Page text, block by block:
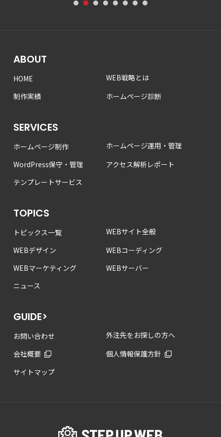
1 2 3 4 5 6 7 8
ABOUT
HOME
WEB戦略とは
制作実績
ホームページ診断
SERVICES
ホームページ制作
ホームページ運用・管理
WordPress保守・管理
アクセス解析レポート
テンプレートサービス
TOPICS
トピックス一覧
WEBサイト全般
WEBデザイン
WEBコーディング
WEBマーケティング
WEBサーバー
ニュース
GUIDE>
お問い合わせ
外注先をお探しの方へ
会社概要
個人情報保護方針
サイトマップ